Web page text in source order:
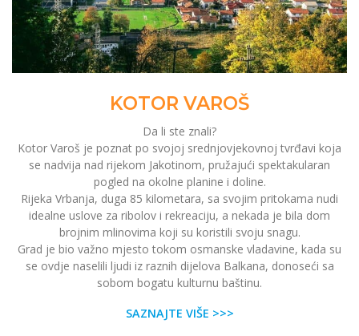
KOTOR VAROŠ
Da li ste znali?
Kotor Varoš je poznat po svojoj srednjovjekovnoj tvrđavi koja
se nadvija nad rijekom Jakotinom, pružajući spektakularan
pogled na okolne planine i doline.
Rijeka Vrbanja, duga 85 kilometara, sa svojim pritokama nudi
idealne uslove za ribolov i rekreaciju, a nekada je bila dom
brojnim mlinovima koji su koristili svoju snagu.
Grad je bio važno mjesto tokom osmanske vladavine, kada su
se ovdje naselili ljudi iz raznih dijelova Balkana, donoseći sa
sobom bogatu kulturnu baštinu.
SAZNAJTE VIŠE >>>